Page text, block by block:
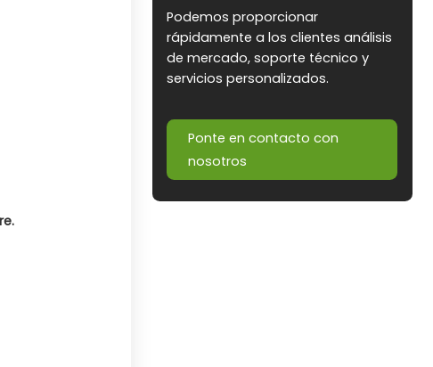
Podemos proporcionar
rápidamente a los clientes análisis
de mercado, soporte técnico y
servicios personalizados.
Ponte en contacto con
nosotros